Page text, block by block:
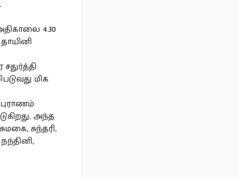
4.30
மிக
அந்த
சுந்தரி,